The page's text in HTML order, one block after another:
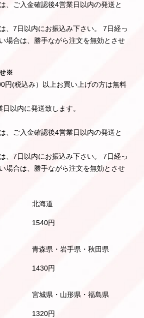
、ご入金確認後4営業日以内の発送と
、7日以内にお振込み下さい。 7日経っ
場合は、勝手ながら注文を無効とさせ
※
円(税込み）以上お買い上げの方は無料
以内に発送致します。
、ご入金確認後4営業日以内の発送と
、7日以内にお振込み下さい。 7日経っ
場合は、勝手ながら注文を無効とさせ
北海道
1540円
青森県・岩手県・秋田県
1430円
宮城県・山形県・福島県
1320円